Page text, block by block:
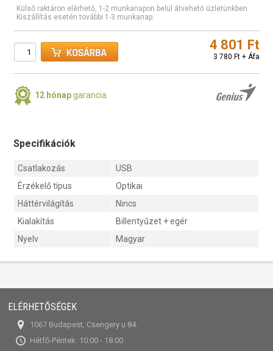
Külső raktáron elérhető, 1-2 munkanapon belül átvehető üzletünkben.
Kiszállítás esetén további 1-3 munkanap.
4 801 Ft
3 780 Ft + Áfa
12 hónapgarancia
Specifikációk
Csatlakozás
USB
Érzékelő típus
Optikai
Háttérvilágítás
Nincs
Kialakítás
Billentyűzet + egér
Nyelv
Magyar
ELÉRHETŐSÉGEK
1067 Budapest, Csengery u 84.
Hétfő-Péntek: 10:00 - 18:00